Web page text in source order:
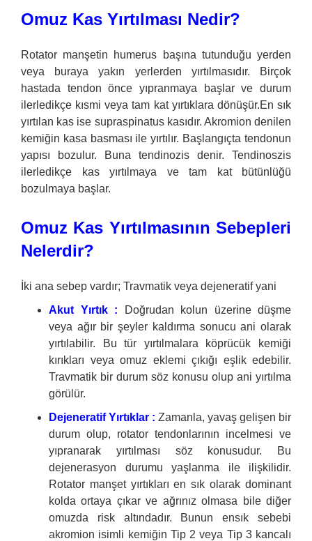
Omuz Kas Yırtılması Nedir?
Rotator manşetin humerus başına tutunduğu yerden
veya buraya yakın yerlerden yırtılmasıdır. Birçok
hastada tendon önce yıpranmaya başlar ve durum
ilerledikçe kısmi veya tam kat yırtıklara dönüşür.En sık
yırtılan kas ise supraspinatus kasıdır. Akromion denilen
kemiğin kasa basması ile yırtılır. Başlangıçta tendonun
yapısı bozulur. Buna tendinozis denir. Tendinoszis
ilerledikçe kas yırtılmaya ve tam kat bütünlüğü
bozulmaya başlar.
Omuz Kas Yırtılmasının Sebepleri
Nelerdir?
İki ana sebep vardır; Travmatik veya dejeneratif yani
Akut Yırtık :
Doğrudan kolun üzerine düşme
veya ağır bir şeyler kaldırma sonucu ani olarak
yırtılabilir. Bu tür yırtılmalara köprücük kemiği
kırıkları veya omuz eklemi çıkığı eşlik edebilir.
Travmatik bir durum söz konusu olup ani yırtılma
görülür.
Dejeneratif Yırtıklar : Zamanla, yavaş gelişen bir
durum olup, rotator tendonlarının incelmesi ve
yıpranarak yırtılması söz konusudur. Bu
dejenerasyon durumu yaşlanma ile ilişkilidir.
Rotator manşet yırtıkları en sık olarak dominant
kolda ortaya çıkar ve ağrınız olmasa bile diğer
omuzda risk altındadır. Bunun ensık sebebi
akromion isimli kemiğin Tip 2 veya Tip 3 kancalı